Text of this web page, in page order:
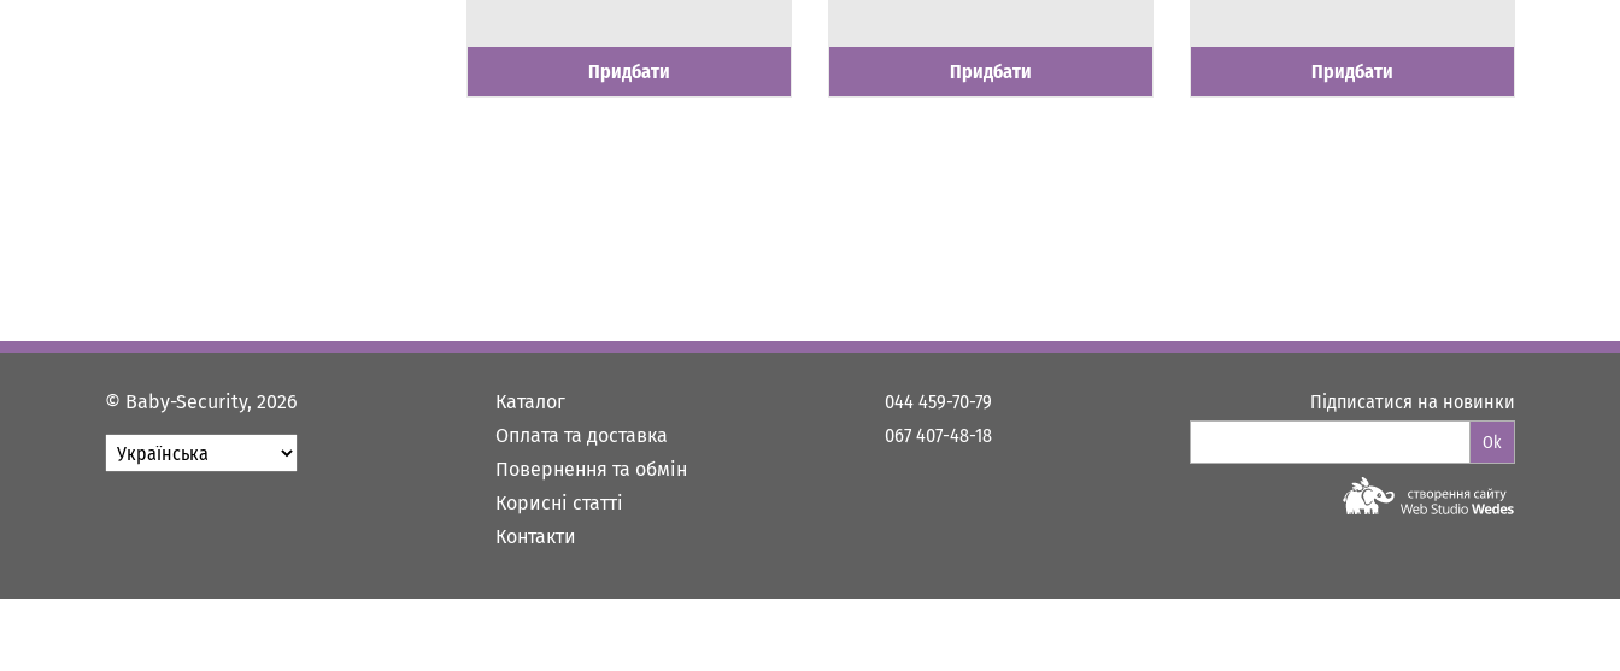
Наявність
Є в наявності
Придбати
Наявність
Є в наявності
Придбати
Наявність
Є в наявності
Придбати
© Baby-Security, 2026
Каталог
Оплата та доставка
Повернення та обмін
Корисні статті
Контакти
044 459-70-79
067 407-48-18
Підписатися на новинки
Ok